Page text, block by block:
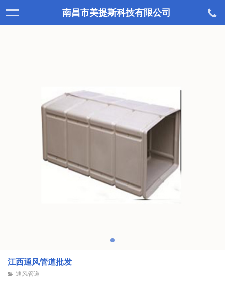
南昌市美提斯科技有限公司
江西通风管道批发
通风管道